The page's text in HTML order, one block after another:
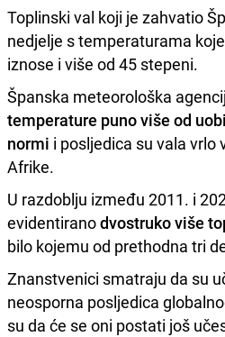
Toplinski val koji je zahvatio
nedjelje s temperaturama
iznose i više od 45 stepeni.
Španska meteorološka
temperature puno više od
normi i posljedica su vala vrlo
Afrike.
U razdoblju između 2011. i
evidentiranodvostruko više
bilo kojemu od prethodna tri
Znanstvenici smatraju da su
neosporna posljedica
su da će se oni postati još